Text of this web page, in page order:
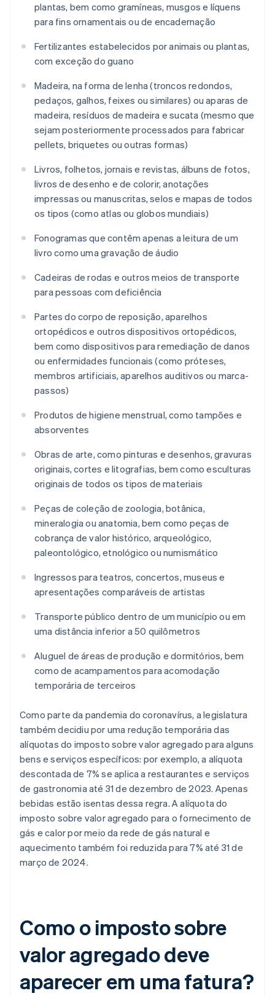
plantas, bem como gramíneas, musgos e líquens
para fins ornamentais ou de encadernação
Fertilizantes estabelecidos por animais ou plantas,
com exceção do guano
Madeira, na forma de lenha (troncos redondos,
pedaços, galhos, feixes ou similares) ou aparas de
madeira, resíduos de madeira e sucata (mesmo que
sejam posteriormente processados para fabricar
pellets, briquetes ou outras formas)
Livros, folhetos, jornais e revistas, álbuns de fotos,
livros de desenho e de colorir, anotações
impressas ou manuscritas, selos e mapas de todos
os tipos (como atlas ou globos mundiais)
Fonogramas que contêm apenas a leitura de um
livro como uma gravação de áudio
Cadeiras de rodas e outros meios de transporte
para pessoas com deficiência
Partes do corpo de reposição, aparelhos
ortopédicos e outros dispositivos ortopédicos,
bem como dispositivos para remediação de danos
ou enfermidades funcionais (como próteses,
membros artificiais, aparelhos auditivos ou marca-
passos)
Produtos de higiene menstrual, como tampões e
absorventes
Obras de arte, como pinturas e desenhos, gravuras
originais, cortes e litografias, bem como esculturas
originais de todos os tipos de materiais
Peças de coleção de zoologia, botânica,
mineralogia ou anatomia, bem como peças de
cobrança de valor histórico, arqueológico,
paleontológico, etnológico ou numismático
Ingressos para teatros, concertos, museus e
apresentações comparáveis de artistas
Transporte público dentro de um município ou em
uma distância inferior a 50 quilômetros
Aluguel de áreas de produção e dormitórios, bem
como de acampamentos para acomodação
temporária de terceiros
Como parte da pandemia do coronavírus, a legislatura
também decidiu por uma redução temporária das
alíquotas do imposto sobre valor agregado para alguns
bens e serviços específicos: por exemplo, a alíquota
descontada de 7% se aplica a restaurantes e serviços
de gastronomia até 31 de dezembro de 2023. Apenas
bebidas estão isentas dessa regra. A alíquota do
imposto sobre valor agregado para o fornecimento de
gás e calor por meio da rede de gás natural e
aquecimento também foi reduzida para 7% até 31 de
março de 2024.
Como o imposto sobre
valor agregado deve
aparecer em uma fatura?